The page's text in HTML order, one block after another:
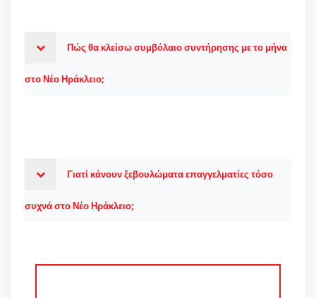
Πώς θα κλείσω συμβόλαιο συντήρησης με το μήνα
στο Νέο Ηράκλειο;
Γιατί κάνουν ξεβουλώματα επαγγελματίες τόσο
συχνά στο Νέο Ηράκλειο;